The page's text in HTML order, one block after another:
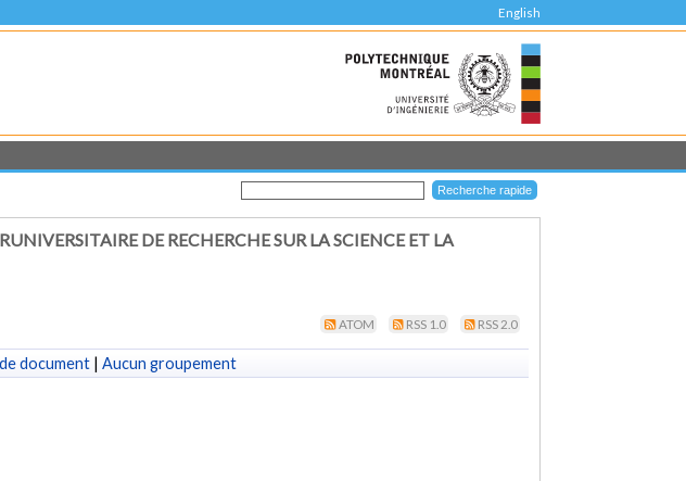
English
DE RECHERCHE SUR LA SCIENCE ET LA
ATOM RSS 1.0 RSS 2.0
document| Aucun groupement